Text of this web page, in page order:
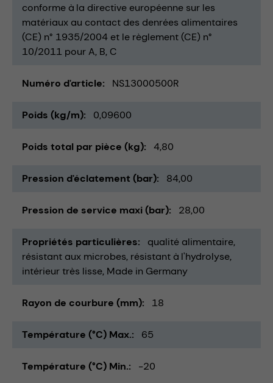
conforme à la directive européenne sur les
matériaux au contact des denrées alimentaires
(CE) n° 1935/2004 et le règlement (CE) n°
10/2011 pour A, B, C
Numéro d'article NS13000500R
Poids (kg/m) 0,09600
Poids total par pièce (kg) 4,80
Pression d'éclatement (bar) 84,00
Pression de service maxi (bar) 28,00
Propriétés particulières
qualité alimentaire
résistant aux microbes résistant à l'hydrolyse
intérieur très lisse Made in Germany
Rayon de courbure (mm) 18
Température (°C) Max. 65
Température (°C) Min. -20